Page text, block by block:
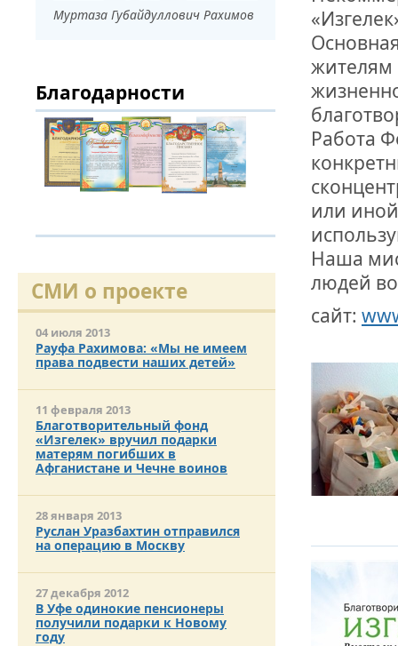
В ДОМЕ
ВНОВЬ О
ДВА
ДО
ЮСУПОВА
ЛЮБОЙ
ИНТЕРВЬЮ
«ВЕТЕРАН
МЕМОРИАЛ
РОССИИ
Муртаза Губайдуллович Рахимов
Благодарности
СМИ о проекте
04 июля 2013
Рауфа Рахимова: «Мы не имеем
права подвести наших детей»
11 февраля 2013
Благотворительный фонд
«Изгелек» вручил подарки
матерям погибших в
Афганистане и Чечне воинов
28 января 2013
Руслан Уразбахтин отправился
на операцию в Москву
27 декабря 2012
В Уфе одинокие пенсионеры
получили подарки к Новому
году
жителям
Работа
или
Наша
людей
сайт: